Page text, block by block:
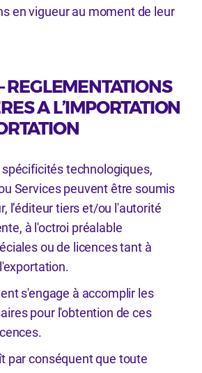
en vigueur au moment de leur
REGLEMENTATIONS
A L’IMPORTATION
spécificités technologiques,
Services peuvent être soumis
l’éditeur tiers et/ou l'autorité
à l'octroi préalable
ou de licences tant à
s'engage à accomplir les
pour l'obtention de ces
par conséquent que toute